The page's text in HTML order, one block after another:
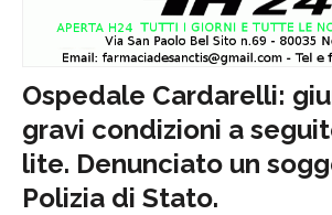
Ospedale Cardarelli:
gravi condizioni a
lite. Denunciato un
Polizia di Stato.